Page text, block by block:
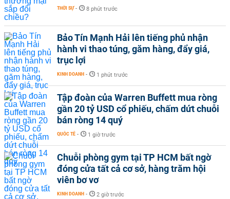
THỜI SỰ - 8 phút trước
Bảo Tín Mạnh Hải lên tiếng phủ nhận
hành vi thao túng, găm hàng, đẩy giá,
trục lợi
KINH DOANH - 1 phút trước
Tập đoàn của Warren Buffett mua ròng
gần 20 tỷ USD cổ phiếu, chấm dứt chuỗi
bán ròng 14 quý
QUỐC TẾ - 1 giờ trước
Chuỗi phòng gym tại TP HCM bất ngờ
đóng cửa tất cả cơ sở, hàng trăm hội
viên bơ vơ
KINH DOANH - 2 giờ trước